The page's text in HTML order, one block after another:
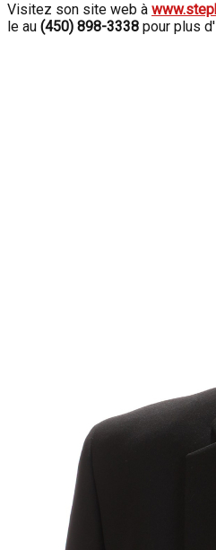
Visitez son site web à
le au (450) 898-3338 pour plus